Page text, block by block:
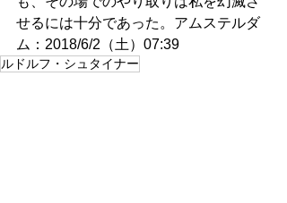
せるには十分であった。アムステルダ
ム：2018/6/2（土）07:39
ルドルフ・シュタイナー